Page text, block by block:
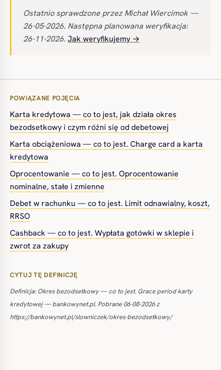
Ostatnio sprawdzone przez Michał Wiercimok —
26-05-2026. Następna planowana weryfikacja:
26-11-2026. Jak weryfikujemy →
POWIĄZANE POJĘCIA
Karta kredytowa — co to jest, jak działa okres
bezodsetkowy i czym różni się od debetowej
Karta obciążeniowa — co to jest. Charge card a karta
kredytowa
Oprocentowanie — co to jest. Oprocentowanie
nominalne, stałe i zmienne
Debet w rachunku — co to jest. Limit odnawialny, koszt,
RRSO
Cashback — co to jest. Wypłata gotówki w sklepie i
zwrot za zakupy
CYTUJ TĘ DEFINICJĘ
Definicja: Okres bezodsetkowy — co to jest. Grace period karty
kredytowej — bankowynet.pl. Pobrane 06-08-2026 z
https://bankowynet.pl/slowniczek/okres-bezodsetkowy/